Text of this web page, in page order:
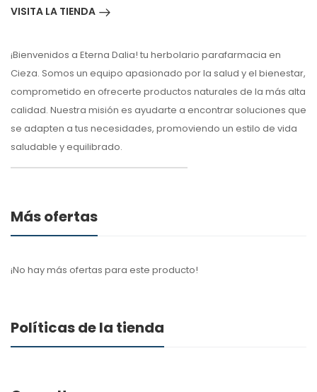
VISITA LA TIENDA
¡Bienvenidos a Eterna Dalia! tu herbolario parafarmacia en
Cieza. Somos un equipo apasionado por la salud y el bienestar,
comprometido en ofrecerte productos naturales de la más alta
calidad. Nuestra misión es ayudarte a encontrar soluciones que
se adapten a tus necesidades, promoviendo un estilo de vida
saludable y equilibrado.
Más ofertas
¡No hay más ofertas para este producto!
Políticas de la tienda